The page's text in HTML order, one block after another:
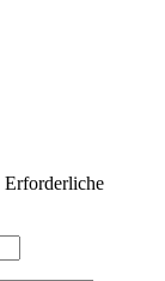
Erforderliche